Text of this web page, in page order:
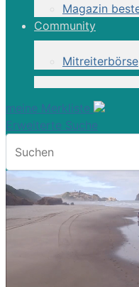
Magazin
Community
Mitreiterbörse
meine Merkliste
Erweiterte Suche